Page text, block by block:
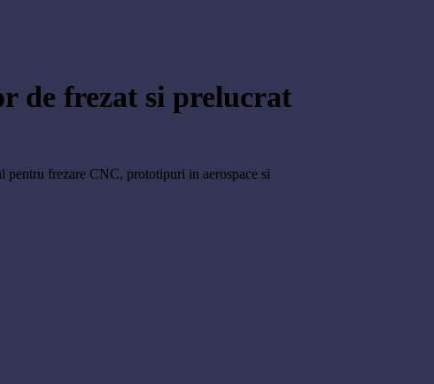
de frezat si prelucrat
frezare CNC, prototipuri in aerospace si